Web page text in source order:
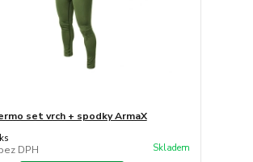
set vrch + spodky ArmaX
DPH Skladem